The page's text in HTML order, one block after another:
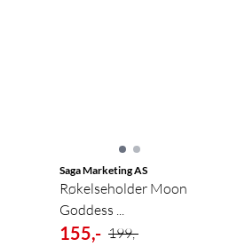
Saga Marketing AS
Røkelseholder Moon
Goddess ...
155,- 199,-